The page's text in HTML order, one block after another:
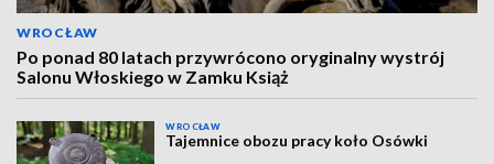
WROCŁAW
Po ponad 80 latach przywrócono oryginalny wystrój
Salonu Włoskiego w Zamku Książ
WROCŁAW
Tajemnice obozu pracy koło Osówki